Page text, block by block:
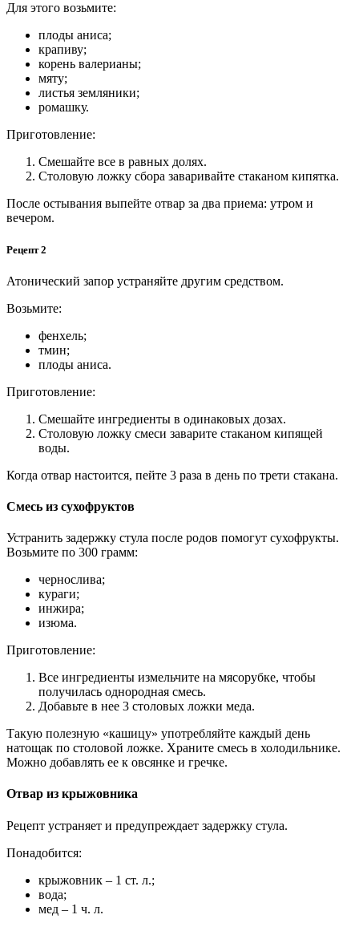
Для этого возьмите:
плоды аниса;
крапиву;
корень валерианы;
мяту;
листья земляники;
ромашку.
Приготовление:
Смешайте все в равных долях.
Столовую ложку сбора заваривайте стаканом кипятка.
После остывания выпейте отвар за два приема: утром и
вечером.
Рецепт 2
Атонический запор устраняйте другим средством.
Возьмите:
фенхель;
тмин;
плоды аниса.
Приготовление:
Смешайте ингредиенты в одинаковых дозах.
Столовую ложку смеси заварите стаканом кипящей
воды.
Когда отвар настоится, пейте 3 раза в день по трети стакана.
Смесь из сухофруктов
Устранить задержку стула после родов помогут сухофрукты.
Возьмите по 300 грамм:
чернослива;
кураги;
инжира;
изюма.
Приготовление:
Все ингредиенты измельчите на мясорубке, чтобы
получилась однородная смесь.
Добавьте в нее 3 столовых ложки меда.
Такую полезную «кашицу» употребляйте каждый день
натощак по столовой ложке. Храните смесь в холодильнике.
Можно добавлять ее к овсянке и гречке.
Отвар из крыжовника
Рецепт устраняет и предупреждает задержку стула.
Понадобится:
крыжовник – 1 ст. л.;
вода;
мед – 1 ч. л.